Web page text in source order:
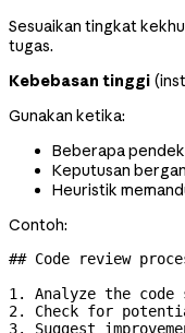
Sesuaikan tingkat
tugas.
Kebebasan tinggi
Gunakan ketika:
Beberapa
Keputusan
Heuristik
Contoh:
## Code review
1.
Analyze the
2.
Check for
3.
Suggest